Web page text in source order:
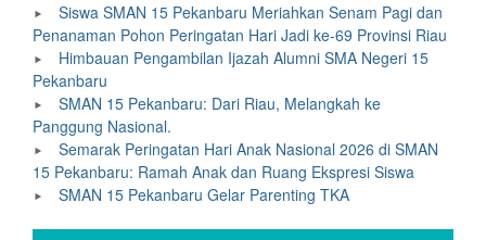
Siswa SMAN 15 Pekanbaru Meriahkan Senam Pagi dan
Penanaman Pohon Peringatan Hari Jadi ke-69 Provinsi Riau
Himbauan Pengambilan Ijazah Alumni SMA Negeri 15
Pekanbaru
SMAN 15 Pekanbaru: Dari Riau, Melangkah ke
Panggung Nasional.
Semarak Peringatan Hari Anak Nasional 2026 di SMAN
15 Pekanbaru: Ramah Anak dan Ruang Ekspresi Siswa
SMAN 15 Pekanbaru Gelar Parenting TKA